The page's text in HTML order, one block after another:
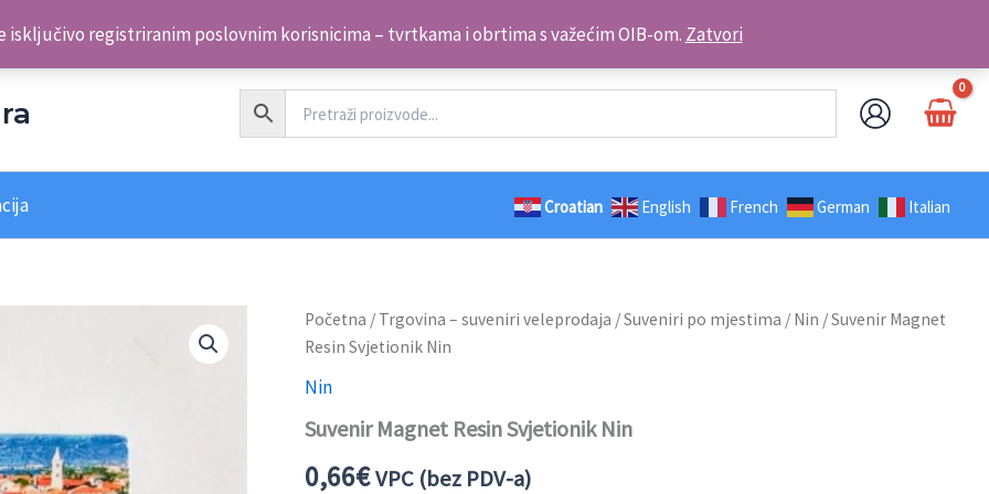
isključivo registriranim poslovnim korisnicima – tvrtkama i obrtima s važećim OIB-om. ZatvoriKontakt telefon: +385 98 179 3891
Croatian English French German Italian
Početna / Trgovina – suveniri veleprodaja /Suveniri po mjestima / Nin / Suvenir Magnet
Resin Svjetionik Nin
Nin
Suvenir Magnet Resin Svjetionik Nin
0,66€VPC (bez PDV-a)